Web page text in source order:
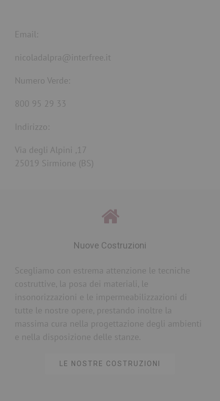
Email:
nicoladalpra@interfree.it
Numero Verde:
800 95 29 33
Indirizzo:
Via degli Alpini ,17
25019 Sirmione (BS)
Nuove Costruzioni
Scegliamo con estrema attenzione le tecniche
costruttive, la posa dei materiali, le
insonorizzazioni e le impermeabilizzazioni di
tutte le nostre opere, prestando inoltre la
massima cura nella progettazione degli ambienti
e nella disposizione delle stanze.
LE NOSTRE COSTRUZIONI